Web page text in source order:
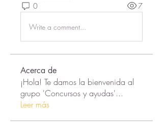
0 7
Write a comment...
Acerca de
¡Hola! Te damos la bienvenida al
grupo 'Concursos y ayudas'...
Leer más